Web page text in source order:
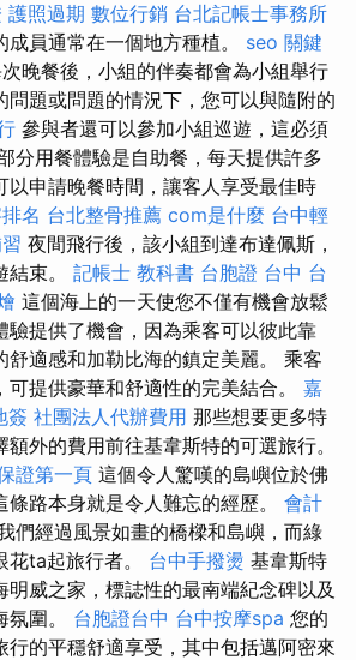
護照過期 數位行銷 台北記帳士事務所
員通常在一個地方種植。 seo 關鍵
晚餐後，小組的伴奏都會為小組舉行
問題或問題的情況下，您可以與隨附的
參與者還可以參加小組巡遊，這必須
分用餐體驗是自助餐，每天提供許多
以申請晚餐時間，讓客人享受最佳時
名 台北整骨推薦 com是什麼 台中輕
夜間飛行後，該小組到達布達佩斯，
結束。 記帳士 教科書 台胞證 台中 台
這個海上的一天使您不僅有機會放鬆
驗提供了機會，因為乘客可以彼此靠
舒適感和加勒比海的鎮定美麗。 乘客
提供豪華和舒適性的完美結合。 嘉
簽 社團法人代辦費用 那些想要更多特
外的費用前往基韋斯特的可選旅行。
證第一頁 這個令人驚嘆的島嶼位於佛
路本身就是令人難忘的經歷。 會計
們經過風景如畫的橋樑和島嶼，而綠
花ta起旅行者。 台中手撥燙 基韋斯特
明威之家，標誌性的最南端紀念碑以及
氛圍。 台胞證台中 台中按摩spa 您的
行的平穩舒適享受，其中包括邁阿密來